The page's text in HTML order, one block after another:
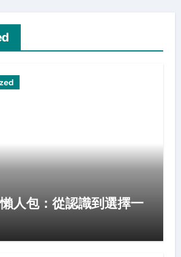
人包：從認識到選擇一